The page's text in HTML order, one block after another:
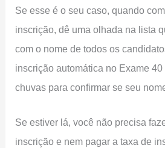
Se esse é o seu caso, quando
inscrição, dê uma olhada na lista
com o nome de todos os
inscrição automática no Exame
chuvas para confirmar se seu
Se estiver lá, você não precisa
inscrição e nem pagar a taxa de